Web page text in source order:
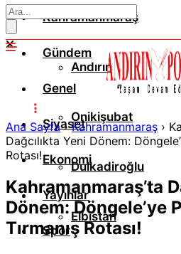
Kahramanmaraş
Andırın
Onikişubat
Dulkadiroğlu
Elbistan
Gündem
Genel
Siyaset
Ekonomi
Yayınlar
Spor
Ana Sayfa›Kahramanmaraş ›
Dağcılıkta Yeni Dönem:
Rotası!
Kahramanmaraş’ta
Dönem: Döngele’ye
Tırmanış Rotası!